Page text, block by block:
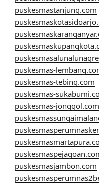
puskesmastanjung.com
puskesmas-
puskesmas-tebing.com
puskesmas-
puskesmas-jonggol.com
puskesmasjambon.com